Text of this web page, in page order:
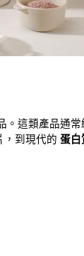
。這類產品通常
，到現代的 蛋白